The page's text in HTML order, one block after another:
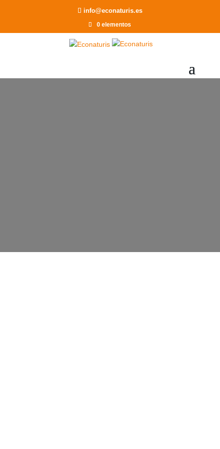
info@econaturis.es
0 elementos